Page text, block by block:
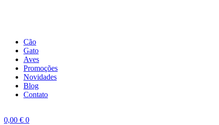
Cão
Gato
Aves
Promoções
Novidades
Blog
Contato
0,00 € 0